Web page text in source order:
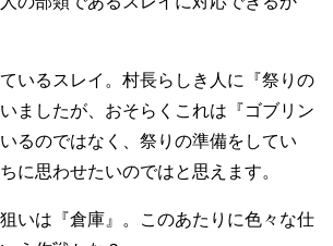
いるスレイ。村長らしき人に『祭りの
ましたが、おそらくこれは『ゴブリン
るのではなく、祭りの準備をしてい
に思わせたいのではと思えます。
いは『倉庫』。このあたりに色々な仕